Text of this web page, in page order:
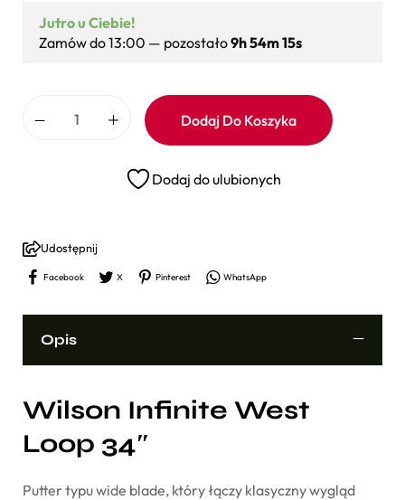
Jutro u Ciebie!
Zamów do 13:00 — pozostało9h 54m 15s
Dodaj Do Koszyka
Dodaj do ulubionych
Udostępnij
Facebook X Pinterest WhatsApp
Opis
Wilson Infinite West
Loop 34″
Putter typu wide blade, który łączy klasyczny wygląd